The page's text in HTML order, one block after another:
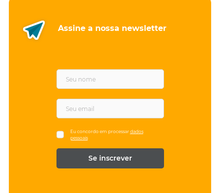
Assine a nossa newsletter
F
s
a
e
E
i
Eu concordo em processardados
pessoais